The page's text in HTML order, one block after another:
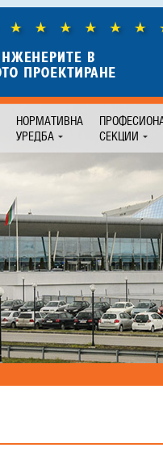
НОРМАТИВНА
УРЕДБА
СЕКЦИИ